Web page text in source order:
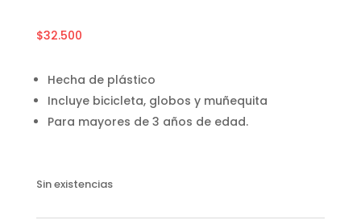
$32.500
Hecha de plástico
Incluye bicicleta, globos y muñequita
Para mayores de 3 años de edad.
Sin existencias